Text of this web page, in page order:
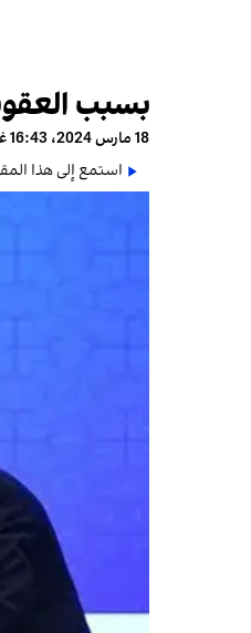
بسبب
18 مارس 2024، 16:43 غرينتش+0
استمع إلى هذا